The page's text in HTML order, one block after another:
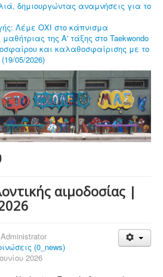
δημιουργώντας αναμνήσεις για το
Λέμε ΟΧΙ στο κάπνισμα
μαθήτριας της Α' τάξης στο Taekwondo
και καλαθοσφαίρισης με το
05/2026)
αιμοδοσίας |
Administrator
(0_news)
2026